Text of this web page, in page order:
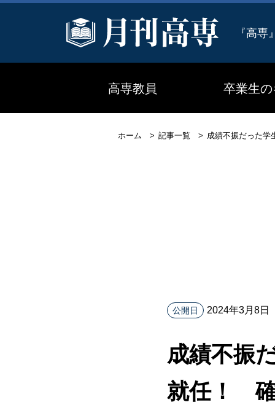
『高専
高専教員 卒業生
ホーム 記事一覧 成績不振だった
成績不振
就任！ 確
公開日 2024年3月8日